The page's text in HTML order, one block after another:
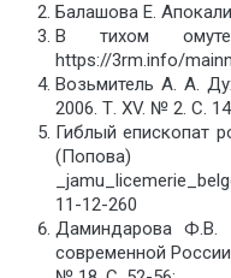
Балашова Е.
В тихом
https://3rm.info/
Возьмитель А. А.
2006. Т. XV. № 2. С.
Гиблый епископат
11-12-260
Даминдарова Ф.В.
современной